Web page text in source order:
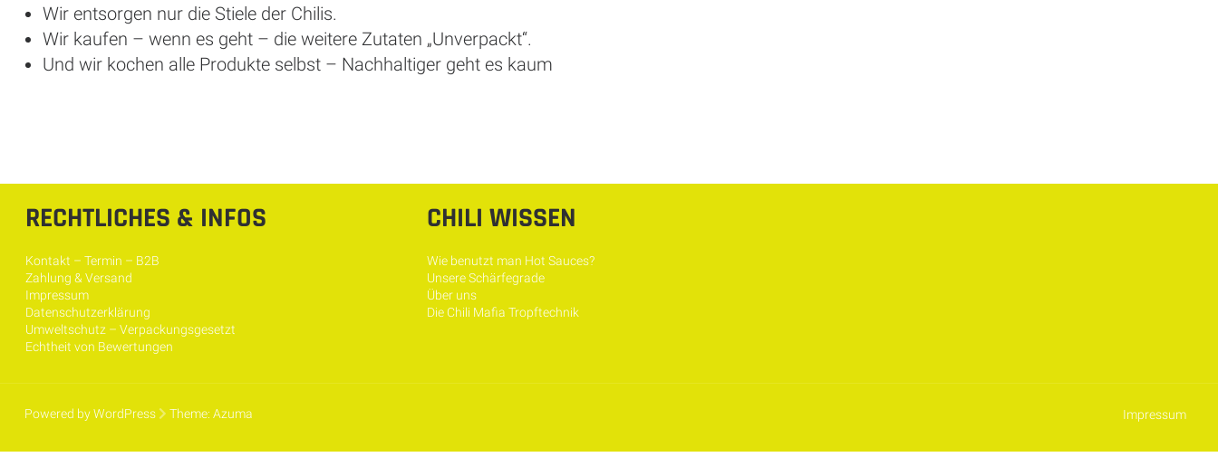
Wir entsorgen nur die Stiele der Chilis.
Wir kaufen – wenn es geht – die weitere Zutaten „Unverpackt“.
Und wir kochen alle Produkte selbst – Nachhaltiger geht es kaum
RECHTLICHES & INFOS
Kontakt – Termin – B2B
Zahlung & Versand
Impressum
Datenschutzerklärung
Umweltschutz – Verpackungsgesetzt
Echtheit von Bewertungen
CHILI WISSEN
Wie benutzt man Hot Sauces?
Unsere Schärfegrade
Über uns
Die Chili Mafia Tropftechnik
Powered by WordPress Theme: Azuma Impressum